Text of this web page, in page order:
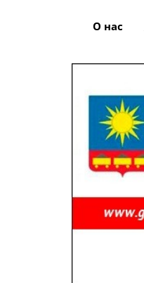
О нас